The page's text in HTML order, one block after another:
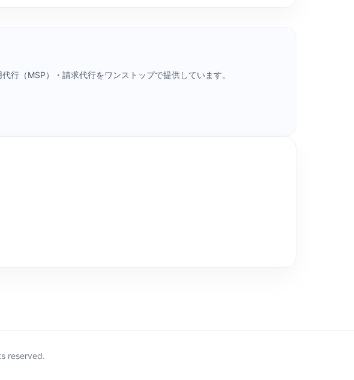
（MSP）・請求代行をワンストップで提供しています。
reserved.